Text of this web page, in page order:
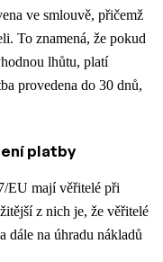
ve smlouvě, přičemž
To znamená, že pokud
lhůtu, platí
provedena do 30 dnů,
platby
EU mají věřitelé při
z nich je, že věřitelé
dále na úhradu nákladů